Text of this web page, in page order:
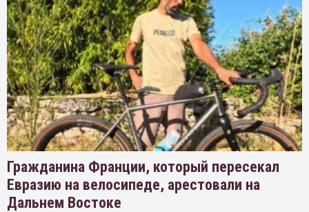
Гражданина Франции, который пересекал
Евразию на велосипеде, арестовали на
Дальнем Востоке